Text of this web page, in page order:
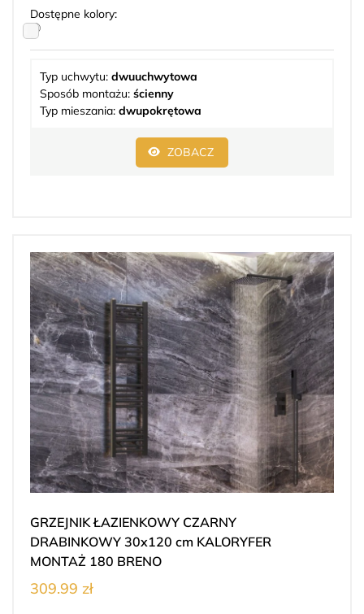
Dostępne kolory:
Typ uchwytu: dwuuchwytowa
Sposób montażu: ścienny
Typ mieszania: dwupokrętowa
ZOBACZ
GRZEJNIK ŁAZIENKOWY CZARNY
DRABINKOWY 30x120 cm KALORYFER
MONTAŻ 180 BRENO
309.99 zł